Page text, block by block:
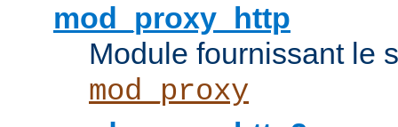
mod_proxy_http
Module fournissant le
mod_proxy